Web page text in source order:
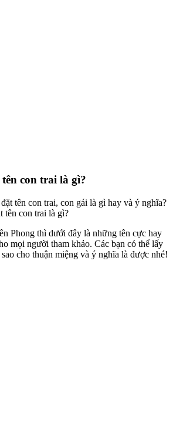
con trai là gì?
tên con trai là gì?
Phong thì dưới đây là những tên cực hay
mọi người tham khảo. Các bạn có thể lấy
cho thuận miệng và ý nghĩa là được nhé!